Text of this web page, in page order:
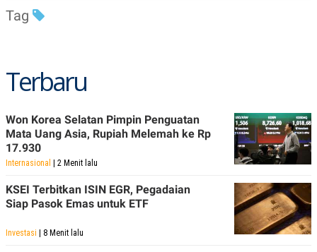
Tag
Terbaru
Won Korea Selatan Pimpin Penguatan
Mata Uang Asia, Rupiah Melemah ke Rp
17.930
Internasional | 2 Menit lalu
KSEI Terbitkan ISIN EGR, Pegadaian
Siap Pasok Emas untuk ETF
Investasi | 8 Menit lalu